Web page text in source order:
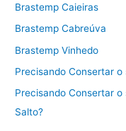
Brastemp Caieiras
Brastemp Cabreúva
Brastemp Vinhedo
Precisando Consertar
Precisando Consertar
Salto?